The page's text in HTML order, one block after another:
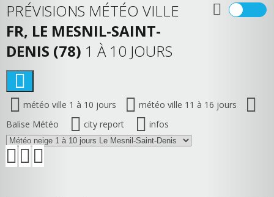
PRÉVISIONS MÉTÉO VILLE
FR, LE MESNIL-SAINT-
DENIS (78) 1 À 10 JOURS
météo ville 1 à 10 jours
météo ville 11 à 16 jours
Balise Météo
city report infos